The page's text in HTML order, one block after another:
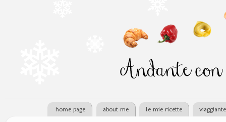
home page about me le mie ricette